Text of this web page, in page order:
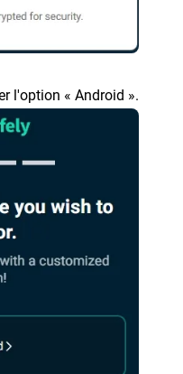
l'option « Android ».